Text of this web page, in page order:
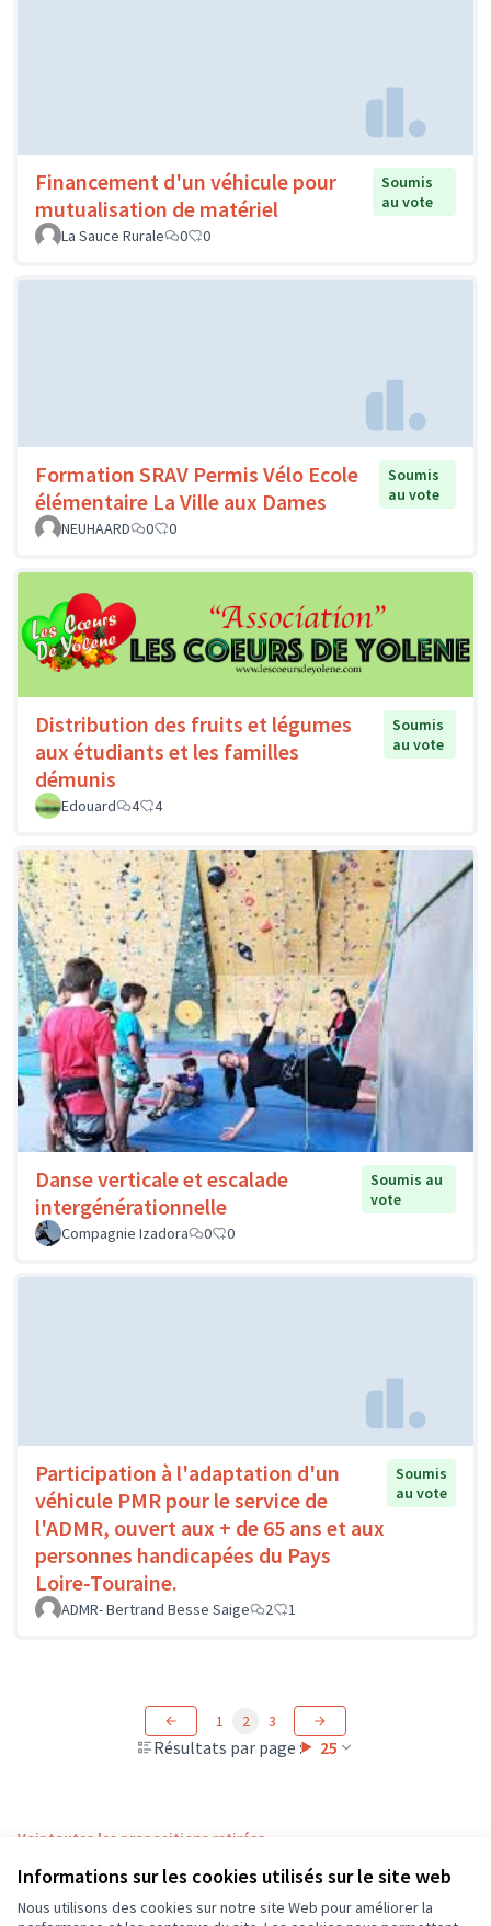
Informations sur les cookies utilisés sur le site web
Nous utilisons des cookies sur notre site Web pour améliorer la
Financement d'un véhicule pour
mutualisation de matériel
Soumis
au vote
La Sauce Rurale
0 0
Formation SRAV Permis Vélo Ecole
élémentaire La Ville aux Dames
Soumis
au vote
NEUHAARD
0 0
Distribution des fruits et légumes
aux étudiants et les familles
démunis
Soumis
au vote
Edouard 4 4
Danse verticale et escalade
intergénérationnelle
Soumis au
vote
Compagnie Izadora
0 0
Participation à l'adaptation d'un
véhicule PMR pour le service de
l'ADMR, ouvert aux + de 65 ans et aux
personnes handicapées du Pays
Loire-Touraine.
Soumis
au vote
ADMR- Bertrand Besse Saige 2 1
Résultats par page : 25
1 2 3
Voir toutes les propositions retirées
Conditions d'utilisation